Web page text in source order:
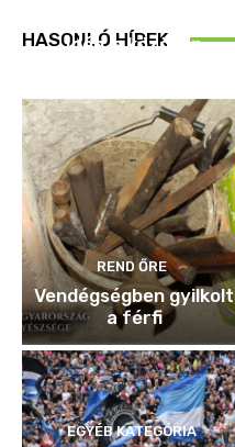
HASONLÓ HÍREK
Idén is közösen
REND ŐRE
Vendégségben gyilkolt
a férfi
EGYÉB KATEGÓRIA